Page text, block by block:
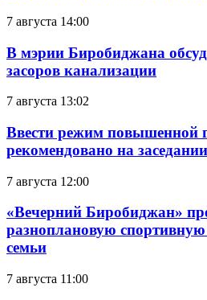
7 августа 14:00
В мэрии Биробиджана
засоров канализации
7 августа 13:02
Ввести режим повышенной
рекомендовано на
7 августа 12:00
«Вечерний Биробиджан»
разноплановую
семьи
7 августа 11:00